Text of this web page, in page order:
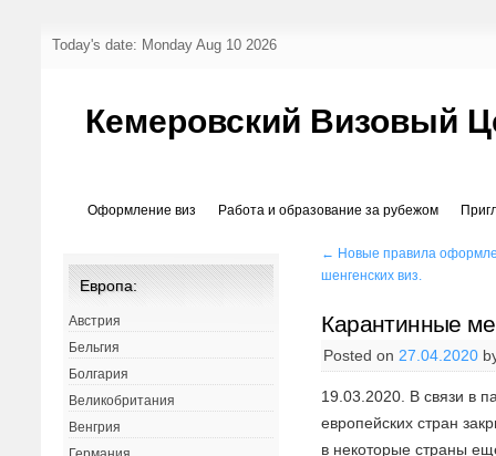
Today's date: Monday Aug 10 2026
Кемеровский Визовый
Оформление виз Работа и образование за рубежом
← Новые правила
шенгенских виз.
Карантинные
Posted on 27.04.2020
19.03.2020. В связи в
европейских стран
в некоторые страны
Европа:
Австрия
Бельгия
Болгария
Великобритания
Венгрия